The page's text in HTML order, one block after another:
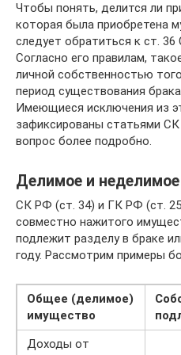
Чтобы понять, делится ли
которая была приобретена
следует обратиться к ст.
Согласно его правилам,
личной собственностью
период существования
Имеющиеся исключения из
зафиксированы статьями
вопрос более подробно.
Делимое и
СК РФ (ст. 34) и ГК РФ (ст.
совместно нажитого
подлежит разделу в браке
году. Рассмотрим примеры
Общее (делимое)
имущество
Доходы от